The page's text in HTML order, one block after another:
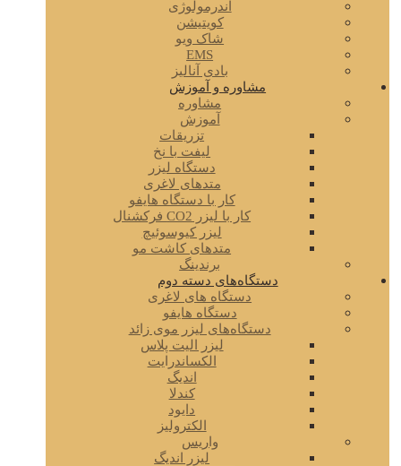
اندرمولوژی
کویتیشن
شاک ویو
EMS
بادی آنالیز
مشاوره و آموزش
مشاوره
آموزش
تزریقات
لیفت با نخ
دستگاه لیزر
متدهای لاغری
کار با دستگاه هایفو
کار با لیزر CO2 فرکشنال
لیزر کیوسوئیچ
متدهای کاشت مو
برندینگ
دستگاه‌های دسته دوم
دستگاه های لاغری
دستگاه هایفو
دستگاه‌های لیزر موی زائد
لیزر الیت پلاس
الکساندرایت
اندیگ
کندلا
دایود
الکترولیز
واریس
لیزر اندیگ